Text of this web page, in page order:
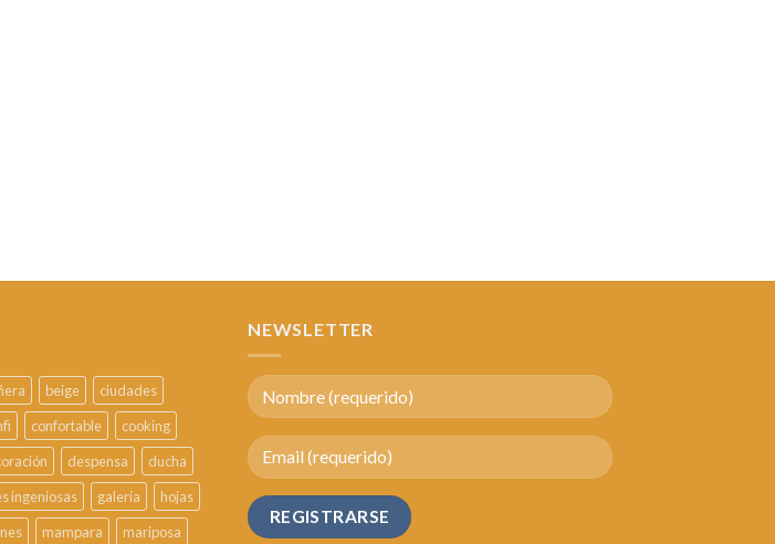
beige
ciudades
confortable
cooking
despensa
ducha
ingeniosas galería
hojas
mampara mariposa
NEWSLETTER